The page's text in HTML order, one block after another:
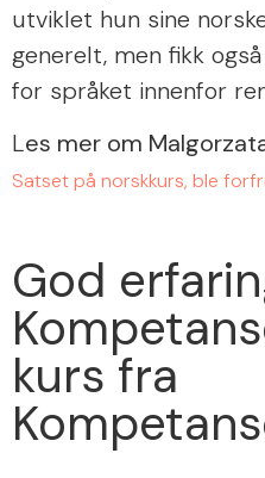
utviklet hun sine
generelt, men fikk
for språket innenfor
Les mer om
Satset på norskkurs, ble
God
kurs fra